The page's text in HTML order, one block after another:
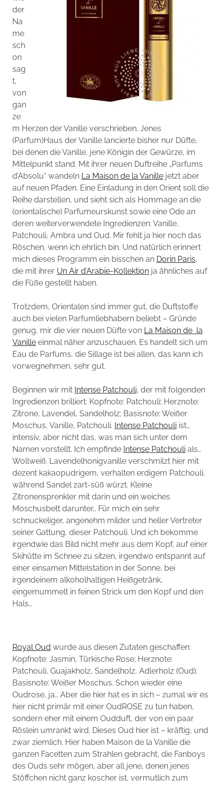
der
Na
me
sch
on
sag
t,
von
gan
ze
m Herzen der Vanille verschrieben. Jenes
(Parfum)Haus der Vanille lancierte bisher nur Düfte,
bei denen die Vanille, jene Königin der Gewürze, im
Mittelpunkt stand. Mit ihrer neuen Duftreihe „Parfums
d’Absolu“ wandeln La Maison de la Vanillejetzt aber
auf neuen Pfaden. Eine Einladung in den Orient soll die
Reihe darstellen, und sieht sich als Hommage an die
(orientalische) Parfumeurskunst sowie eine Ode an
deren weiterverwendete Ingredienzen: Vanille,
Patchouli, Ambra und Oud. Mir fehlt ja hier noch das
Röschen, wenn ich ehrlich bin. Und natürlich erinnert
mich dieses Programm ein bisschen an Dorin Paris,
die mit ihrer Un Air d’Arabie-Kollektionja ähnliches auf
die Füße gestellt haben.
Trotzdem, Orientalen sind immer gut, die Duftstoffe
auch bei vielen Parfumliebhabern beliebt – Gründe
genug, mir die vier neuen Düfte von La Maison de la
Vanilleeinmal näher anzuschauen. Es handelt sich um
Eau de Parfums, die Sillage ist bei allen, das kann ich
vorwegnehmen, sehr gut.
Beginnen wir mit Intense Patchouli, der mit folgenden
Ingredienzen brilliert: Kopfnote: Patchouli; Herznote:
Zitrone, Lavendel, Sandelholz; Basisnote: Weißer
Moschus, Vanille, Patchouli. Intense Patchouliist…
intensiv, aber nicht das, was man sich unter dem
Namen vorstellt. Ich empfinde Intense Patchoulials…
Wollweiß. Lavendelhonigvanille verschmilzt hier mit
dezent kakaopudrigem, verhalten erdigem Patchouli,
während Sandel zart-süß würzt. Kleine
Zitronensprenkler mit darin und ein weiches
Moschusbett darunter… Für mich ein sehr
schnuckeliger, angenehm milder und heller Vertreter
seiner Gattung, dieser Patchouli. Und ich bekomme
irgendwie das Bild nicht mehr aus dem Kopf, auf einer
Skihütte im Schnee zu sitzen, irgendwo entspannt auf
einer einsamen Mittelstation in der Sonne, bei
irgendeinem alkoholhaltigen Heißgetränk,
eingemummelt in feinen Strick um den Kopf und den
Hals…
Royal Oud wurde aus diesen Zutaten geschaffen:
Kopfnote: Jasmin, Türkische Rose; Herznote:
Patchouli, Guajakholz, Sandelholz, Adlerholz (Oud);
Basisnote: Weißer Moschus. Schon wieder eine
Oudrose, ja… Aber die hier hat es in sich – zumal wir es
hier nicht primär mit einer OudROSE zu tun haben,
sondern eher mit einem Oudduft, der von ein paar
Röslein umrankt wird. Dieses Oud hier ist – kräftig, und
zwar ziemlich. Hier haben Maison de la Vanille die
ganzen Facetten zum Strahlen gebracht, die Fanboys
des Ouds sehr mögen, aber all jene, denen jenes
Stöffchen nicht ganz koscher ist, vermutlich zum